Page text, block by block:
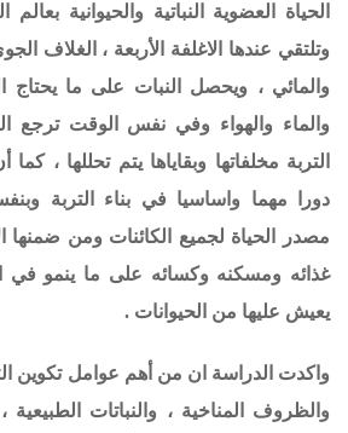
الحياة العضوية النباتية والحيوانية بعالم
وتلتقي عندها الاغلفة الأربعة ، الغلاف
والمائي ، ويحصل النبات على ما يحتاج
والماء والهواء وفي نفس الوقت ترجع
التربة مخلفاتها وبقاياها يتم تحللها ،
دورا مهما واساسيا في بناء التربة
مصدر الحياة لجميع الكائنات ومن ضمنها
غذائه ومسكنه وكسائه على ما ينمو في
يعيش عليها من الحيوانات .
واكدت الدراسة ان من أهم عوامل تكوين
والظروف المناخية ، والنباتات الطبيعية